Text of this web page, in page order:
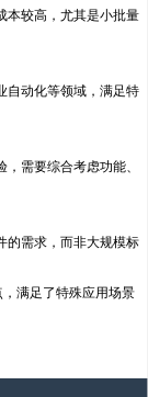
本较高，尤其是小批量
自动化等领域，满足特
需要综合考虑功能、
的需求，而非大规模标
满足了特殊应用场景